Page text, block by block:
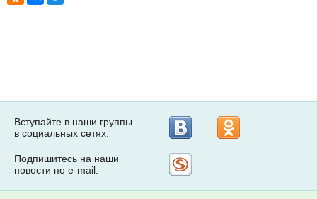
Вступайте в наши группы
в социальных сетях:
Подпишитесь на наши
новости по e-mail: